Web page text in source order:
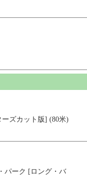
ズカット版] (80米)
パーク [ロング・バ